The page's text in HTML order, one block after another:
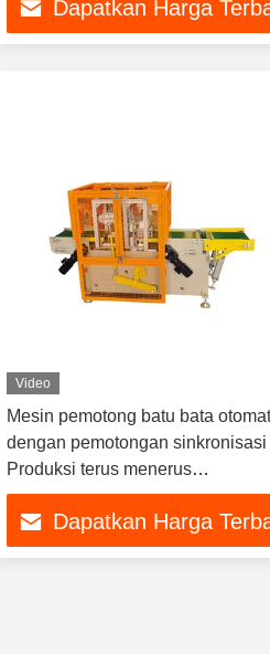
disesuaikan
Dapatkan Harga
Video
Mesin pemotong batu bata
dengan pemotongan sinkronisasi
Produksi terus menerus
berkecepatan tinggi dan garansi
tahun
Dapatkan Harga